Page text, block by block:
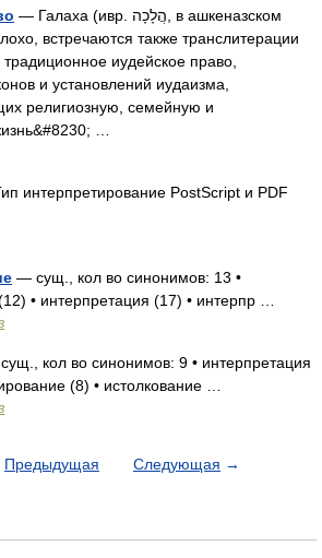
— Галаха (ивр. הֲלָכָה‎, в ашкеназском
встречаются также транслитерации
иудейское право,
и установлений иудаизма,
религиозную, семейную и
…
интерпретирование PostScript и PDF
— сущ., кол во синонимов: 13 •
• интерпретация (17) • интерпр …
кол во синонимов: 9 • интерпретация
(8) • истолкование …
Предыдущая Следующая →